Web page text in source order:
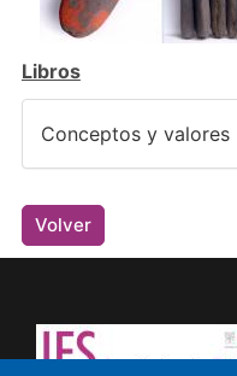
Libros
Conceptos y valores
Volver